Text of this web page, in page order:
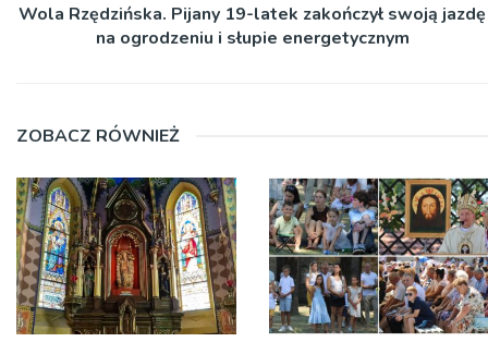
Wola Rzędzińska. Pijany 19-latek zakończył swoją jazdę
na ogrodzeniu i słupie energetycznym
ZOBACZ RÓWNIEŻ